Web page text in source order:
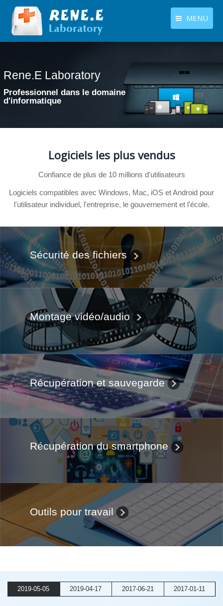
MENU
Centre de téléchargement
Boutique
Tutoriels
Rene.E Laboratory
Professionnel dans le domaine
d'informatique
Logiciels les plus vendus
Confiance de plus de 10 millions d'utilisateurs
Logiciels compatibles avec Windows, Mac, iOS et Android pour
l'utilisateur individuel, l'entreprise, le gouvernement et l'école.
Sécurité des fichiers
Montage vidéo/audio
Récupération et sauvegarde
Récupération du smartphone
Outils pour travail
2019-05-05 2019-04-17 2017-06-21 2017-01-11